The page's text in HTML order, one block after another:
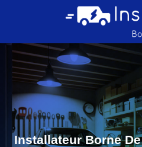
Installateur Borne